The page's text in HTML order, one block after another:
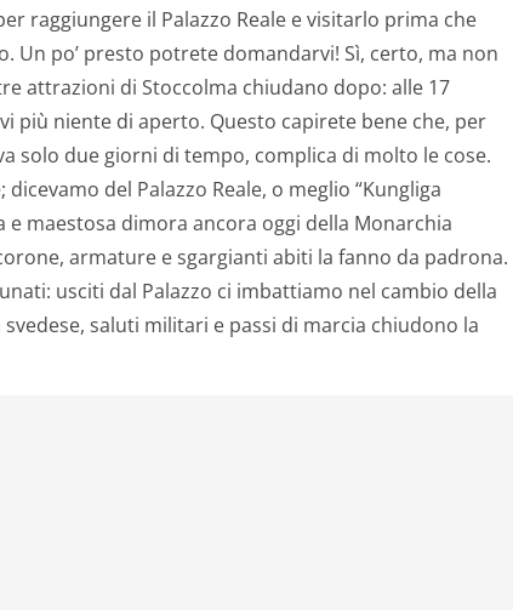
raggiungere il Palazzo Reale e visitarlo prima che
Un po’ presto potrete domandarvi! Sì, certo, ma non
attrazioni di Stoccolma chiudano dopo: alle 17
più niente di aperto. Questo capirete bene che, per
solo due giorni di tempo, complica di molto le cose.
dicevamo del Palazzo Reale, o meglio “Kungliga
e maestosa dimora ancora oggi della Monarchia
armature e sgargianti abiti la fanno da padrona.
usciti dal Palazzo ci imbattiamo nel cambio della
saluti militari e passi di marcia chiudono la